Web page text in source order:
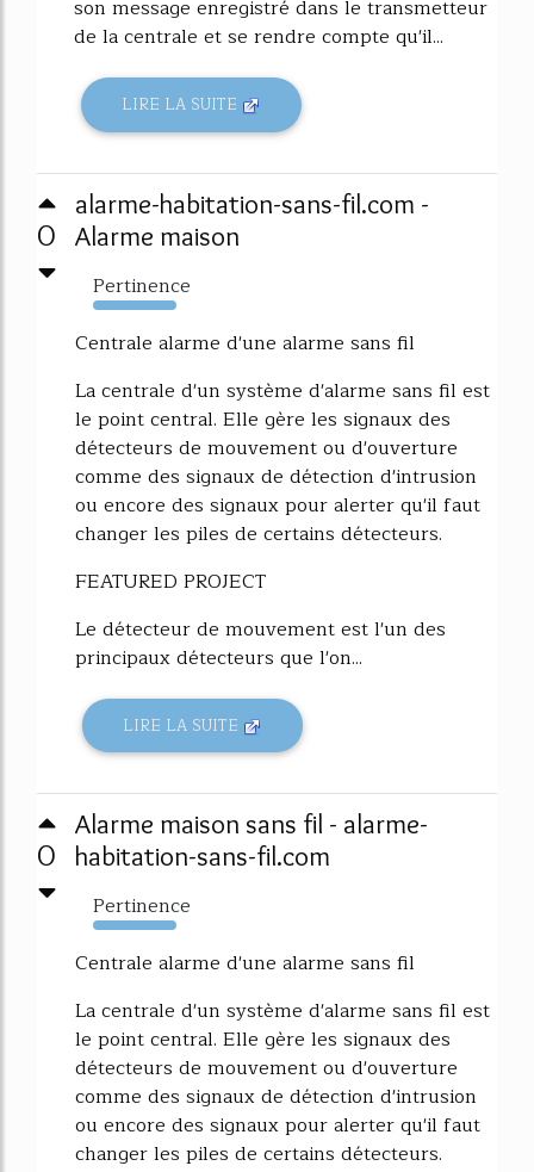
son message enregistré dans le transmetteur
de la centrale et se rendre compte qu'il...
LIRE LA SUITE
0
alarme-habitation-sans-fil.com -
Alarme maison
Pertinence
10919%
Centrale alarme d'une alarme sans fil
La centrale d'un système d'alarme sans fil est
le point central. Elle gère les signaux des
détecteurs de mouvement ou d'ouverture
comme des signaux de détection d'intrusion
ou encore des signaux pour alerter qu'il faut
changer les piles de certains détecteurs.
FEATURED PROJECT
Le détecteur de mouvement est l'un des
principaux détecteurs que l'on...
LIRE LA SUITE
0
Alarme maison sans fil - alarme-
habitation-sans-fil.com
Pertinence
10882%
Centrale alarme d'une alarme sans fil
La centrale d'un système d'alarme sans fil est
le point central. Elle gère les signaux des
détecteurs de mouvement ou d'ouverture
comme des signaux de détection d'intrusion
ou encore des signaux pour alerter qu'il faut
changer les piles de certains détecteurs.